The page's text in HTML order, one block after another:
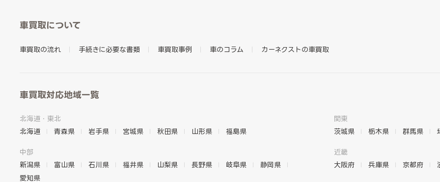
車買取について
車買取の流れ 手続きに必要な書類 車買取事例 車のコラム カーネクストの車買取
車買取対応地域一覧
北海道・東北
北海道
青森県 岩手県 宮城県 秋田県 山形県 福島県
関東
茨城県
栃木県 群馬県
中部
新潟県
富山県 石川県 福井県 山梨県 長野県 岐阜県
静岡県
愛知県
近畿
大阪府
兵庫県 京都府